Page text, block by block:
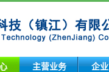
主营业务 企